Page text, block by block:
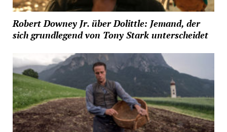
Robert Downey Jr. über Dolittle: Jemand, der
sich grundlegend von Tony Stark unterscheidet